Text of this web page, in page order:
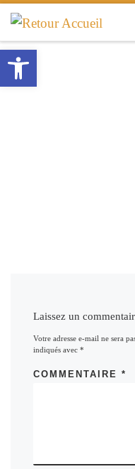
Passer au contenu
Laissez un
Votre adresse e-mail ne sera
indiqués avec*
COMMENTAIRE*
Ouvrir la